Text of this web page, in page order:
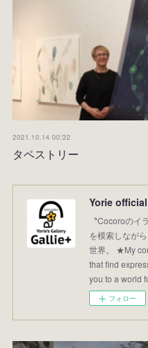
2021.10.14 00:32
タペストリー
Yorie
〝Cocoroのイ
を模索しなが
世界。 ★My
that find
you to a world
フォロー